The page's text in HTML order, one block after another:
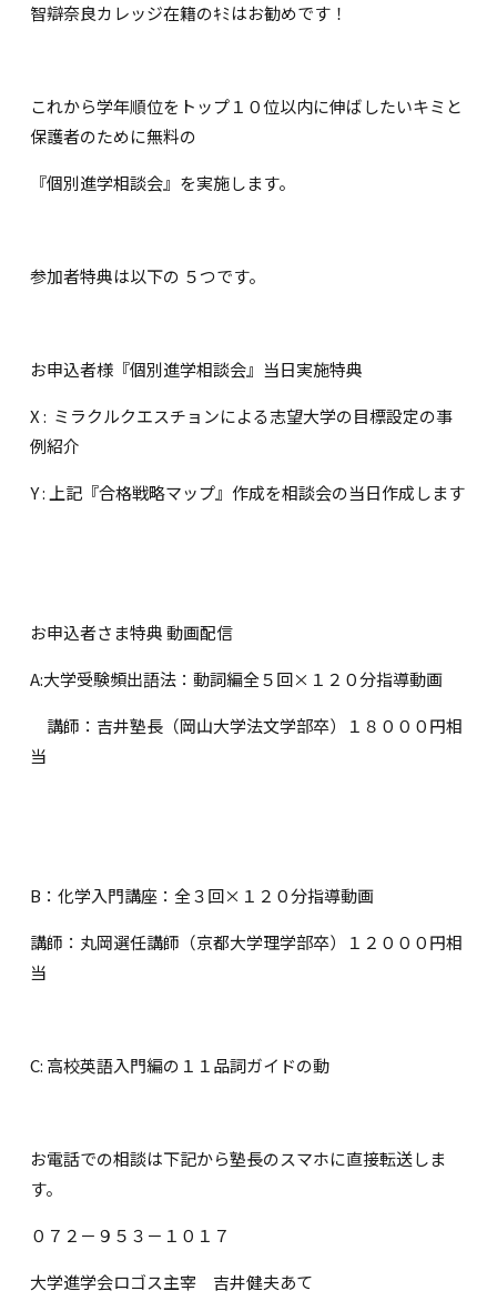
智辯奈良カレッジ在籍のｷﾐはお勧めです！
これから学年順位をトップ１０位以内に伸ばしたいキミと
保護者のために無料の
『個別進学相談会』を実施します。
参加者特典は以下の ５つです。
お申込者様『個別進学相談会』当日実施特典
X : ミラクルクエスチョンによる志望大学の目標設定の事
例紹介
Y : 上記『合格戦略マップ』作成を相談会の当日作成します
お申込者さま特典 動画配信
A:大学受験頻出語法：動詞編全５回×１２０分指導動画
講師：吉井塾長（岡山大学法文学部卒）１８０００円相
当
B：化学入門講座：全３回×１２０分指導動画
講師：丸岡選任講師（京都大学理学部卒）１２０００円相
当
C: 高校英語入門編の１１品詞ガイドの動
お電話での相談は下記から塾長のスマホに直接転送しま
す。
０７２－９５３－１０１７
大学進学会ロゴス主宰 吉井健夫あて